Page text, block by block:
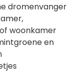
dromenvanger
woonkamer
en